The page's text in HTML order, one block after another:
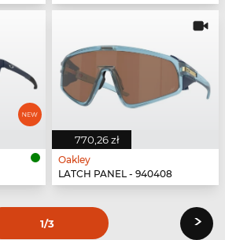
770,26 zł
Oakley
LATCH PANEL - 940408
1/3 ›